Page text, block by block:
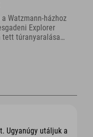
a Watzmann-házhoz
Explorer
tett túranyaralása
Ugyanúgy utáljuk a